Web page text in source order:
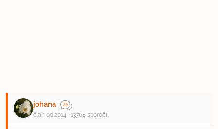
johana
član od 2014 13768 sporočil